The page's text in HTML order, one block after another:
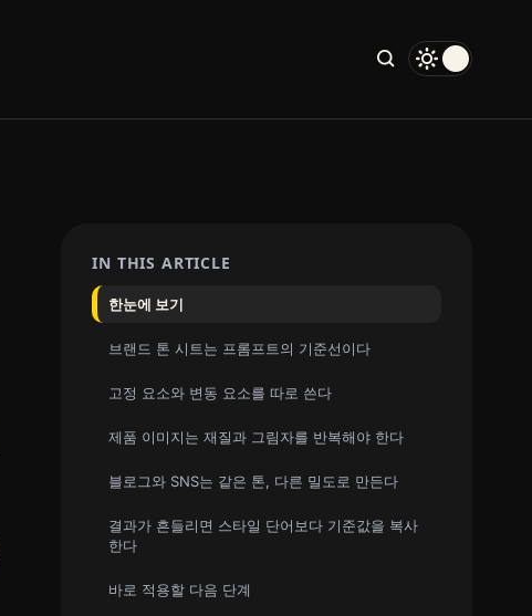
IN THIS ARTICLE
한눈에 보기
브랜드 톤 시트는 프롬프트의 기준선이다
고정 요소와 변동 요소를 따로 쓴다
제품 이미지는 재질과 그림자를 반복해야 한다
블로그와 SNS는 같은 톤, 다른 밀도로 만든다
결과가 흔들리면 스타일 단어보다 기준값을 복사
한다
바로 적용할 다음 단계